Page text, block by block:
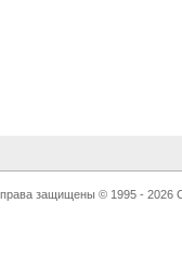
защищены © 1995 - 2026